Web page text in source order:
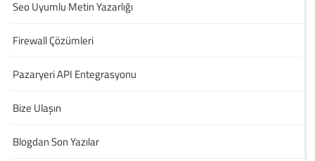
Seo Uyumlu Metin Yazarlığı
Firewall Çözümleri
Pazaryeri API Entegrasyonu
Bize Ulaşın
Blogdan Son Yazılar